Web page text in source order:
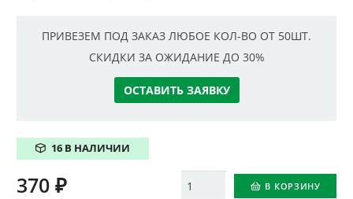
ПРИВЕЗЕМ ПОД ЗАКАЗ ЛЮБОЕ КОЛ-ВО ОТ 50ШТ.
СКИДКИ ЗА ОЖИДАНИЕ ДО 30%
ОСТАВИТЬ ЗАЯВКУ
16 В НАЛИЧИИ
Количество В КОРЗИНУ
370 ₽